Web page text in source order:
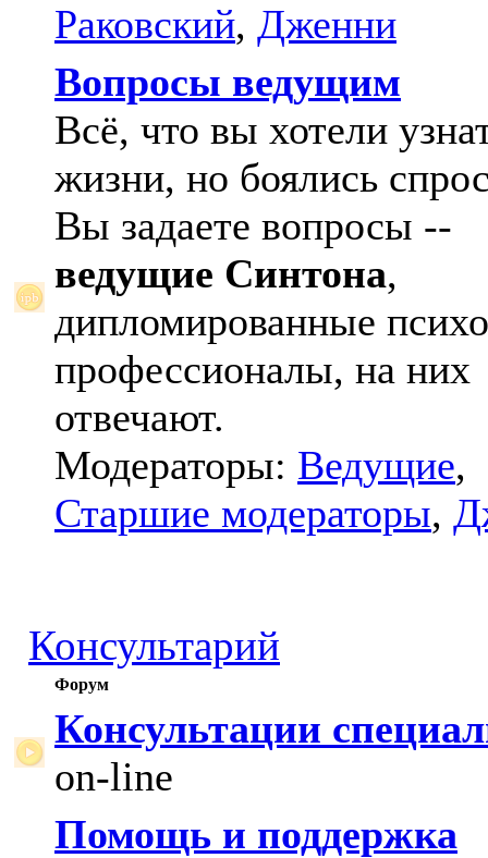
Раковский, Дженни
Вопросы ведущим
Всё, что вы хотели
жизни, но боялись
Вы задаете вопросы --
ведущие Синтона,
дипломированные
профессионалы, на них
отвечают.
Модераторы: Ведущие,
Старшие модераторы,
Консультарий
Форум
Консультации
on-line
Помощь и поддержка